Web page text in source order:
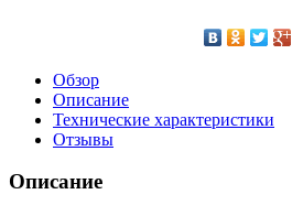
Обзор
Описание
Технические характеристики
Отзывы
Описание